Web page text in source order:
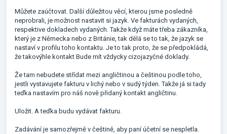
Můžete zaúčtovat. Další důležitou věcí, kterou jsme posledně
neprobrali, je možnost nastavit si jazyk. Ve fakturách vydaných,
respektive dokladech vydaných. Takže když máte třeba zákazníka,
který je z Německa nebo z Británie, tak dělá se to tak, že jazyk se
nastaví v profilu toho kontaktu. Je to tak proto, že se předpokládá,
že takovýhle kontakt Bude mít vždycky cizojazyčné doklady.
Že tam nebudete střídat mezi angličtinou a češtinou podle toho,
jestli vystavujete fakturu v lichý nebo v sudý týden. Takže já si tady
teďka nastavím pro náš nově přidaný kontakt angličtinu.
Uložit. A teďka budu vydávat fakturu.
Zadávání je samozřejmě v češtině, aby paní účetní se nespletla.